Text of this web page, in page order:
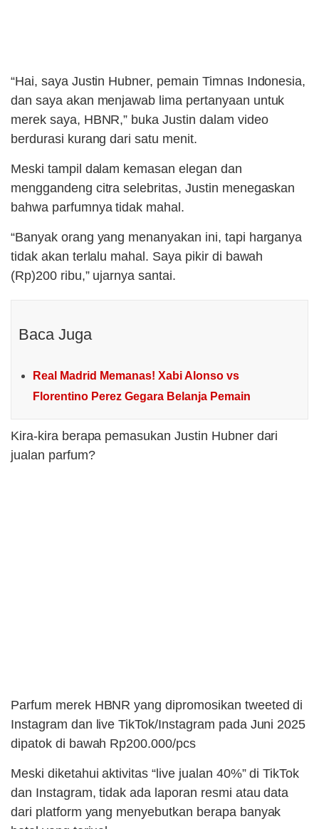
“Hai, saya Justin Hubner, pemain Timnas Indonesia,
dan saya akan menjawab lima pertanyaan untuk
merek saya, HBNR,” buka Justin dalam video
berdurasi kurang dari satu menit.
Meski tampil dalam kemasan elegan dan
menggandeng citra selebritas, Justin menegaskan
bahwa parfumnya tidak mahal.
“Banyak orang yang menanyakan ini, tapi harganya
tidak akan terlalu mahal. Saya pikir di bawah
(Rp)200 ribu,” ujarnya santai.
Baca Juga
Real Madrid Memanas! Xabi Alonso vs
Florentino Perez Gegara Belanja Pemain
Kira-kira berapa pemasukan Justin Hubner dari
jualan parfum?
Parfum merek HBNR yang dipromosikan tweeted di
Instagram dan live TikTok/Instagram pada Juni 2025
dipatok di bawah Rp200.000/pcs
Meski diketahui aktivitas “live jualan 40%” di TikTok
dan Instagram, tidak ada laporan resmi atau data
dari platform yang menyebutkan berapa banyak